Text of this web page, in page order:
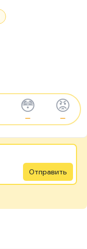
😳
—
😡
—
Отправить